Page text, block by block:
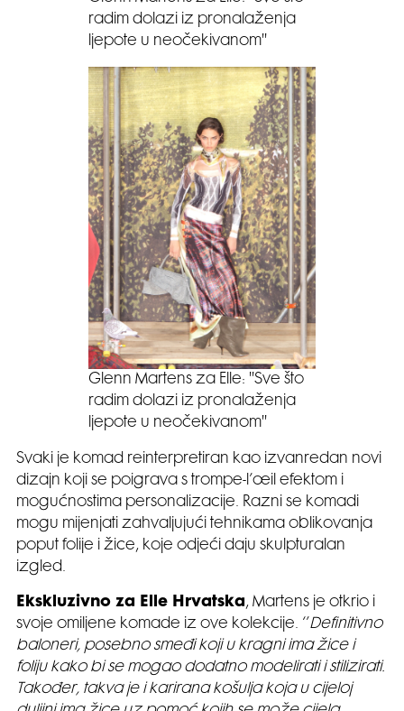
radim dolazi iz pronalaženja
ljepote u neočekivanom''
Glenn Martens za Elle: ''Sve što
radim dolazi iz pronalaženja
ljepote u neočekivanom''
Svaki je komad reinterpretiran kao izvanredan novi
dizajn koji se poigrava s trompe-l’œil efektom i
mogućnostima personalizacije. Razni se komadi
mogu mijenjati zahvaljujući tehnikama oblikovanja
poput folije i žice, koje odjeći daju skulpturalan
izgled.
Ekskluzivno za Elle Hrvatska, Martens je otkrio i
svoje omiljene komade iz ove kolekcije. ‘’Definitivno
baloneri, posebno smeđi koji u kragni ima žice i
foliju kako bi se mogao dodatno modelirati i stilizirati.
Također, takva je i karirana košulja koja u cijeloj